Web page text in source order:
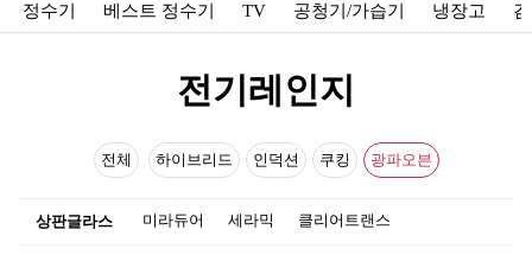
정수기 베스트 정수기 TV 공청기/가습기 냉장고
전기레인지
전체 하이브리드 인덕션 쿠킹 광파오븐
상판글라스 미라듀어 세라믹 클리어트랜스